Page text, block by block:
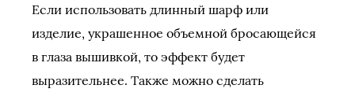
Если использовать длинный шарф или
изделие, украшенное объемной бросающейся
в глаза вышивкой, то эффект будет
выразительнее. Также можно сделать